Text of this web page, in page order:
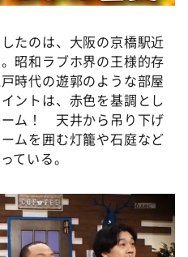
たのは、大阪の京橋駅近
昭和ラブホ界の王様的存
時代の遊郭のような部屋
ントは、赤色を基調とし
ム！ 天井から吊り下げ
ムを囲む灯籠や石庭など
ている。